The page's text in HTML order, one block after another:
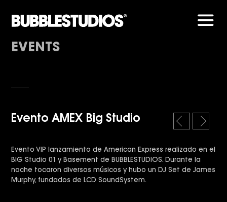
EVENTS
Evento AMEX Big Studio
Evento VIP lanzamiento de American Express realizado en el
BIG Studio 01 y Basement de BUBBLESTUDIOS. Durante la
noche tocaron diversos músicos y hubo un DJ Set de James
Murphy, fundados de LCD SoundSystem.
l
e
t
i
h
t